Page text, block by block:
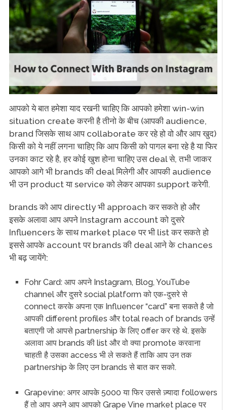
आपको ये बात हमेशा याद रखनी चाहिए कि आपको हमेशा win-win
situation create करनी है तीनो के बीच (आपकी audience,
brand जिसके साथ आप collaborate कर रहे हो वो और आप खुद)
किसी को ये नहीं लगना चाहिए कि आप किसी को पागल बना रहे है या फिर
उनका काट रहे है, हर कोई खुश होना चाहिए उस deal से, तभी जाकर
आपको आगे भी brands की deal मिलेगी और आपकी audience
भी उन product या service को लेकर आपका support करेगी.
brands को आप directly भी approach कर सकते हो और
इसके अलावा आप अपने Instagram account को दुसरे
Influencers के साथ market place पर भी list कर सकते हो
इससे आपके account पर brands की deal आने के chances
भी बढ़ जायेंगे:
Fohr Card: आप अपने Instagram, Blog, YouTube
channel और दुसरे social platform को एक-दुसरे से
connect करके अपना एक Influencer “card” बना सकते है जो
आपकी different profiles और total reach of brands उन्हें
बताएगी जो आपसे partnership के लिए offer कर रहे थे. इसके
अलावा आप brands की list और वो क्या promote करवाना
चाहती है उसका access भी ले सकते हैं ताकि आप उन तक
partnership के लिए उन brands से बात कर सको.
Grapevine: अगर आपके 5000 या फिर उससे ज़्यादा followers
हैं तो आप अपने आप आपको Grape Vine market place पर